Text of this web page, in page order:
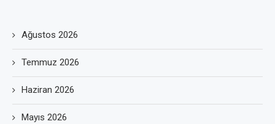
Ağustos 2026
Temmuz 2026
Haziran 2026
Mayıs 2026